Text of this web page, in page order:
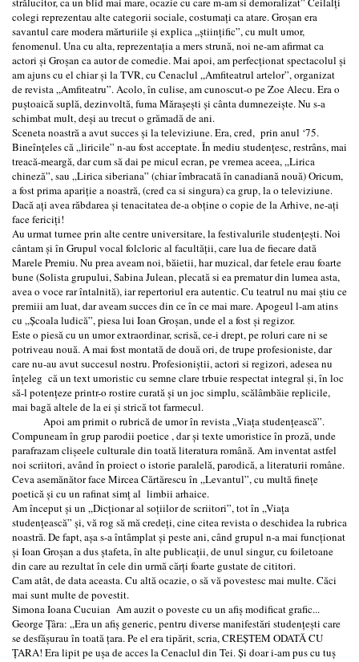
colegi reprezentau alte categorii sociale, costumaţi ca atare. Groşan era
savantul care modera mărturiile şi explica „ştiinţific”, cu mult umor,
fenomenul. Una cu alta, reprezentaţia a mers strună, noi ne-am afirmat ca
actori şi Groşan ca autor de comedie. Mai apoi, am perfecţionat spectacolul şi
am ajuns cu el chiar şi la TVR, cu Cenaclul „Amfiteatrul artelor”, organizat
de revista „Amfiteatru”. Acolo, în culise, am cunoscut-o pe Zoe Alecu. Era o
puştoaică suplă, dezinvoltă, fuma Măraşeşti şi cânta dumnezeişte. Nu s-a
schimbat mult, deşi au trecut o grămadă de ani.
Sceneta noastră a avut succes şi la televiziune. Era, cred, prin anul ‘75.
Bineînţeles că „liricile” n-au fost acceptate. În mediu studenţesc, restrâns, mai
treacă-meargă, dar cum să dai pe micul ecran, pe vremea aceea, „Lirica
chineză”, sau „Lirica siberiana” (chiar îmbracată în canadiană nouă) Oricum,
a fost prima apariţie a noastră, (cred ca si singura) ca grup, la o televiziune.
Dacă aţi avea răbdarea şi tenacitatea de-a obţine o copie de la Arhive, ne-aţi
face fericiţi!
Au urmat turnee prin alte centre universitare, la festivalurile studenţeşti. Noi
cântam şi în Grupul vocal folcloric al facultăţii, care lua de fiecare dată
Marele Premiu. Nu prea aveam noi, băietii, har muzical, dar fetele erau foarte
bune (Solista grupului, Sabina Julean, plecată si ea prematur din lumea asta,
avea o voce rar întalnită), iar repertoriul era autentic. Cu teatrul nu mai ştiu ce
premiii am luat, dar aveam succes din ce în ce mai mare. Apogeul l-am atins
cu „Şcoala ludică”, piesa lui Ioan Groşan, unde el a fost şi regizor.
Este o piesă cu un umor extraordinar, scrisă, ce-i drept, pe roluri care ni se
potriveau nouă. A mai fost montată de două ori, de trupe profesioniste, dar
care nu-au avut succesul nostru. Profesioniştii, actori si regizori, adesea nu
înţeleg că un text umoristic cu semne clare trbuie respectat integral şi, în loc
să-l potenţeze printr-o rostire curată şi un joc simplu, scălâmbăie replicile,
mai bagă altele de la ei şi strică tot farmecul.
Apoi am primit o rubrică de umor în revista „Viaţa studenţească”.
Compuneam în grup parodii poetice , dar şi texte umoristice în proză, unde
parafrazam clişeele culturale din toată literatura română. Am inventat astfel
noi scriitori, având în proiect o istorie paralelă, parodică, a literaturii române.
Ceva asemănător face Mircea Cărtărescu în „Levantul”, cu multă fineţe
poetică şi cu un rafinat simţ al limbii arhaice.
Am început şi un „Dicţionar al soţiilor de scriitori”, tot în „Viaţa
studenţească” şi, vă rog să mă credeţi, cine citea revista o deschidea la rubrica
noastră. De fapt, aşa s-a întâmplat şi peste ani, când grupul n-a mai funcţionat
şi Ioan Groşan a dus ştafeta, în alte publicații, de unul singur, cu foiletoane
din care au rezultat în cele din urmă cărţi foarte gustate de cititori.
Cam atât, de data aceasta. Cu altă ocazie, o să vă povestesc mai multe. Căci
mai sunt multe de povestit.
Simona Ioana Cucuian Am auzit o poveste cu un afiş modificat grafic...
George Ţâra: „Era un afiş generic, pentru diverse manifestări studenţeşti care
se desfăşurau în toată ţara. Pe el era tipărit, scria, CREŞTEM ODATĂ CU
ŢARA! Era lipit pe uşa de acces la Cenaclul din Tei. Şi doar i-am pus cu tuş